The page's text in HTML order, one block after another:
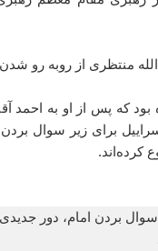
منتظری از روبه رو شدن
که پس از او به احمد
برای زیر سوال بردن
کرده‌اند.
بردن امام، دور جدیدی